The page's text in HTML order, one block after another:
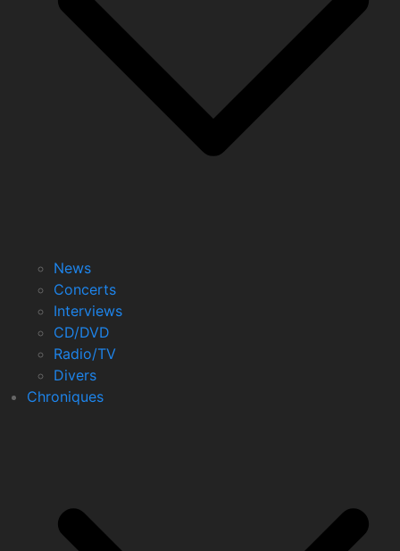
News
Concerts
Interviews
CD/DVD
Radio/TV
Divers
Chroniques